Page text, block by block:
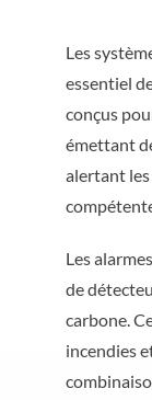
Les
essentiel
conçus
émettant
alertant
Les
de
carbone.
incendies